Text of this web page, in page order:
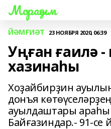
Мораҙым
ЙӘМҒИӘТ 23 НОЯБРЯ 2020, 06:39
Уңған ғаилә
хазинаһы
Хоҙайбирҙин
донъя
ауылдаштары
Байғазиндар.- 91-